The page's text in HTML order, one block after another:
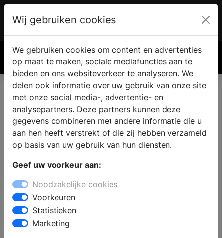
€ 0.00
Wij gebruiken cookies
We gebruiken cookies om content en advertenties
op maat te maken, sociale mediafuncties aan te
bieden en ons websiteverkeer te analyseren. We
delen ook informatie over uw gebruik van onze site
met onze social media-, advertentie- en
analysepartners. Deze partners kunnen deze
gegevens combineren met andere informatie die u
aan hen heeft verstrekt of die zij hebben verzameld
op basis van uw gebruik van hun diensten.
Geef uw voorkeur aan:
Noodzakelijke cookies
Voorkeuren
Statistieken
Marketing